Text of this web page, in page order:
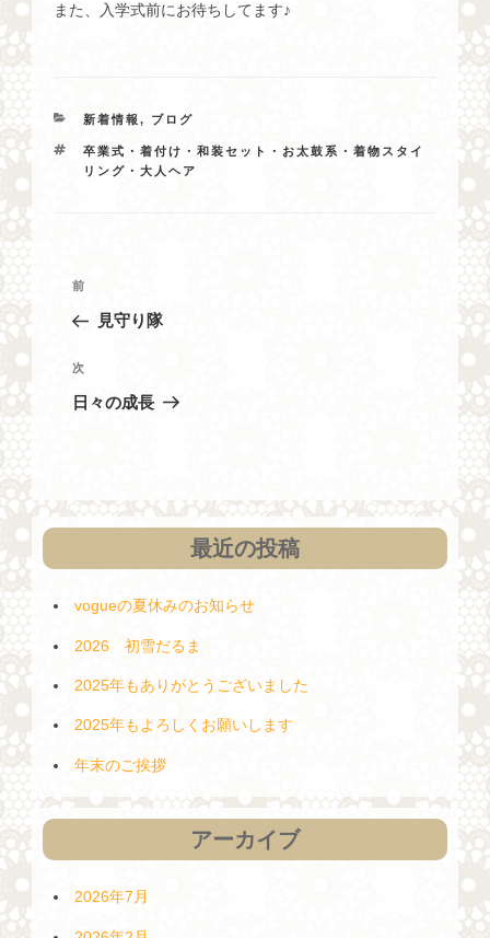
また、入学式前にお待ちしてます♪
カ
ゴ
リ
新着情報, ブログ
タ
グ
卒業式・着付け・和装セット・お太鼓系・着物スタイ
リング・大人ヘア
投
ビ
ゲ
ン
過
去
投
前
見守り隊
次
の
次
日々の成長
最近の投稿
vogueの夏休みのお知らせ
2026 初雪だるま
2025年もありがとうございました
2025年もよろしくお願いします
年末のご挨拶
アーカイブ
2026年7月